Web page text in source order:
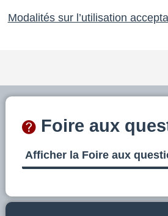
Modalités sur l’utilisation
Foire aux
Afficher la Foire aux